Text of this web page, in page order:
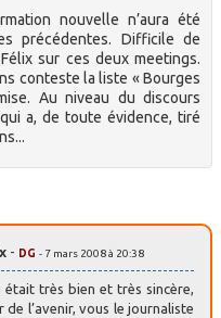
nouvelle n’aura été
précédentes. Difficile de
sur ces deux meetings.
conteste la liste « Bourges
Au niveau du discours
a, de toute évidence, tiré
- DG - 7 mars 2008 à 20:38
très bien et très sincère,
l’avenir, vous le journaliste